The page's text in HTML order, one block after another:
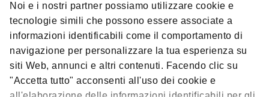
Noi e i nostri partner possiamo utilizzare cookie e
tecnologie simili che possono essere associate a
informazioni identificabili come il comportamento di
navigazione per personalizzare la tua esperienza su
siti Web, annunci e altri contenuti. Facendo clic su
"Accetta tutto" acconsenti all'uso dei cookie e
Leggi qui il comunicato stampa originale.
Seguici su